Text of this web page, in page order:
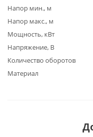
Напор мин., м
Напор макс., м
Мощность, кВт
Напряжение, В
Количество оборотов
Материал